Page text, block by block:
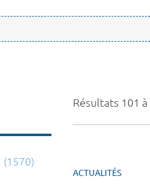
Résultats 101
ACTUALITÉS
(1570)